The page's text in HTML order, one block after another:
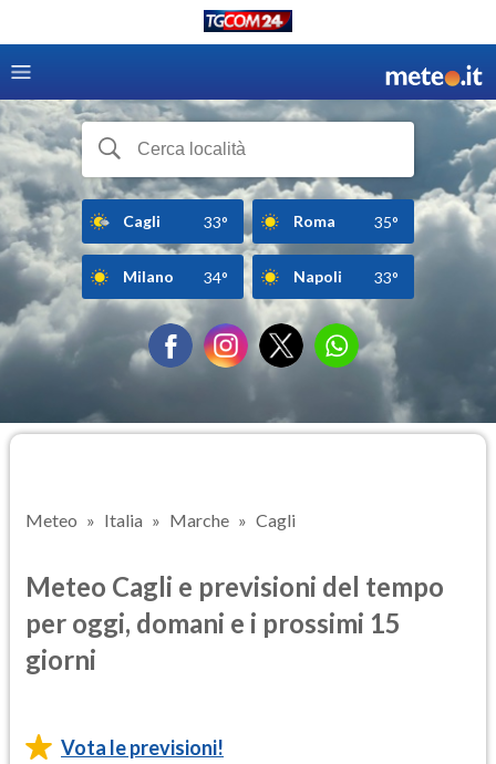
Cagli 33° Roma 35°
Milano 34° Napoli 33°
Meteo Italia Marche Cagli
Meteo Cagli e previsioni del tempo
per oggi, domani e i prossimi 15
giorni
Vota le previsioni!